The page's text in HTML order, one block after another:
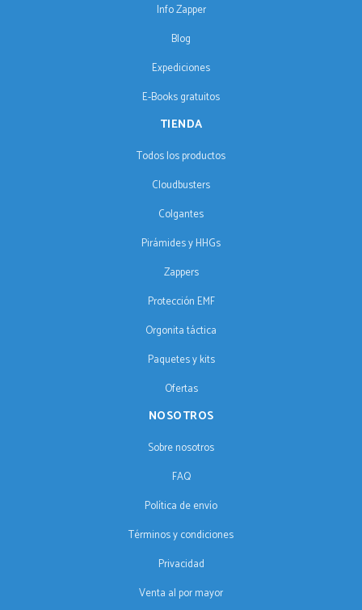
Info Zapper
Blog
Expediciones
E-Books gratuitos
TIENDA
Todos los productos
Cloudbusters
Colgantes
Pirámides y HHGs
Zappers
Protección EMF
Orgonita táctica
Paquetes y kits
Ofertas
NOSOTROS
Sobre nosotros
FAQ
Política de envío
Términos y condiciones
Privacidad
Venta al por mayor